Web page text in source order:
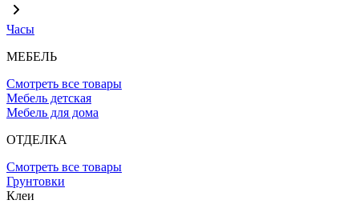
Часы
МЕБЕЛЬ
Смотреть все товары
Мебель детская
Мебель для дома
ОТДЕЛКА
Смотреть все товары
Грунтовки
Клеи